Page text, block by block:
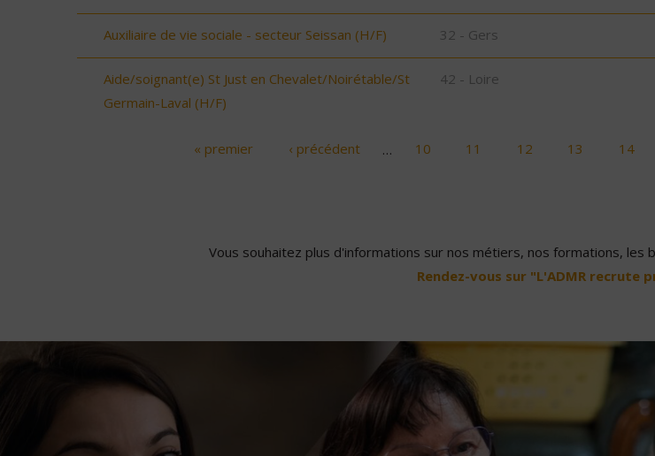
Auxiliaire de vie sociale - secteur Seissan (H/F) 32 - Gers
Aide/soignant(e) St Just en Chevalet/Noirétable/St
Germain-Laval (H/F)
42 - Loire
« premier ‹ précédent … 10 11 12 13 14
Vous souhaitez plus d'informations sur nos métiers, nos formations, les
Rendez-vous sur "L'ADMR recrute